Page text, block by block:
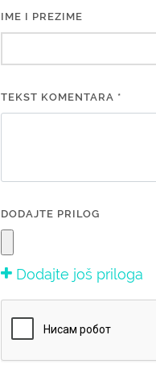
IME I PREZIME
TEKST KOMENTARA *
DODAJTE PRILOG
Dodajte još priloga